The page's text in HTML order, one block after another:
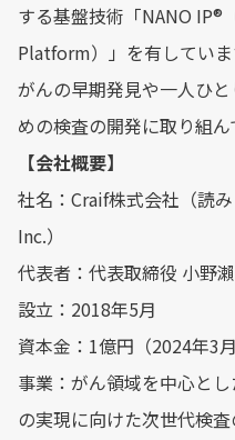
する基盤技術「NANO
Platform）」を有してい
がんの早期発見や一人ひ
めの検査の開発に取り組ん
【会社概要】
社名：Craif株式会社（読
Inc.）
代表者：代表取締役 小野
設立：2018年5月
資本金：1億円（2024年3月
事業：がん領域を中心と
の実現に向けた次世代検